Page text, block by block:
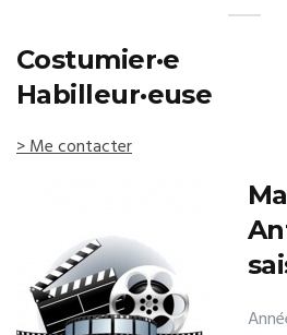
Costumier·e
Habilleur·euse
> Me contacter